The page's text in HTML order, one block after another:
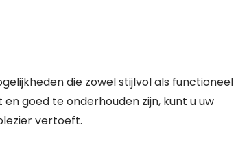
die zowel stijlvol als functioneel
goed te onderhouden zijn, kunt u uw
vertoeft.